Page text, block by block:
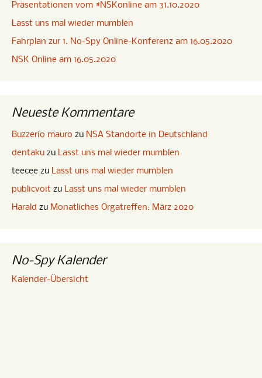
Präsentationen vom #NSKonline am 31.10.2020
Lasst uns mal wieder mumblen
Fahrplan zur 1. No-Spy Online-Konferenz am 16.05.2020
NSK Online am 16.05.2020
Neueste Kommentare
Buzzerio mauro zu NSA Standorte in Deutschland
dentaku zu Lasst uns mal wieder mumblen
teecee zu Lasst uns mal wieder mumblen
publicvoit zu Lasst uns mal wieder mumblen
Harald zu Monatliches Orgatreffen: März 2020
No-Spy Kalender
Kalender-Übersicht